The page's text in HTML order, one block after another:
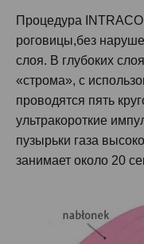
Процедура
роговицы,без
слоя. В глубоких
«строма», с
проводятся пять
ультракороткие
пузырьки газа
занимает около 20